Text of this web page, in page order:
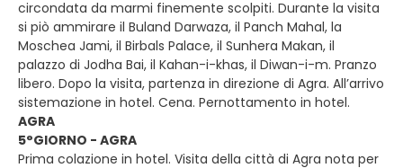
circondata da marmi finemente scolpiti. Durante la visita
si piò ammirare il Buland Darwaza, il Panch Mahal, la
Moschea Jami, il Birbals Palace, il Sunhera Makan, il
palazzo di Jodha Bai, il Kahan-i-khas, il Diwan-i-m. Pranzo
libero. Dopo la visita, partenza in direzione di Agra. All’arrivo
sistemazione in hotel. Cena. Pernottamento in hotel.
AGRA
5°GIORNO - AGRA
Prima colazione in hotel. Visita della città di Agra nota per